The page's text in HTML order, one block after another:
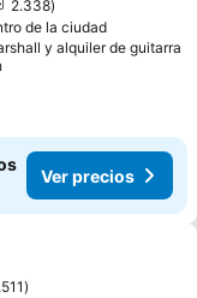
2.338
de la ciudad
y alquiler de guitarra
Ver precios
favoritos